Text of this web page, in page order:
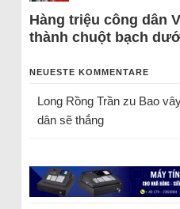
Hàng triệu công dân
thành chuột bạch
NEUESTE KOMMENTARE
Long Rồng Trầnzu Bao
dân sẽ thắng